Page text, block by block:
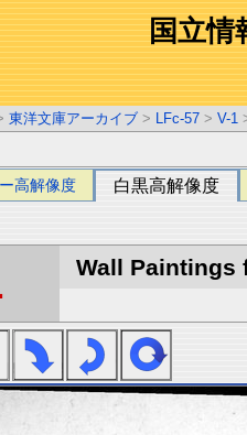
国立情
東洋文庫アーカイブ > LFc-57 > V-1
高解像度 白黒高解像度
Wall Paintings